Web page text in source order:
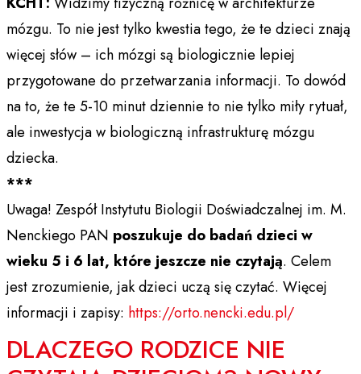
mózgu. To nie jest tylko kwestia tego, że te dzieci znają
więcej słów – ich mózgi są biologicznie lepiej
przygotowane do przetwarzania informacji. To dowód
na to, że te 5-10 minut dziennie to nie tylko miły rytuał,
ale inwestycja w biologiczną infrastrukturę mózgu
dziecka.​
***
Uwaga! Zespół Instytutu Biologii Doświadczalnej im. M.
Nenckiego PAN poszukuje do badań dzieci w
wieku 5 i 6 lat, które jeszcze nie czytają. Celem
jest zrozumienie, jak dzieci uczą się czytać. Więcej
informacji i zapisy: https://orto.nencki.edu.pl/
DLACZEGO RODZICE NIE